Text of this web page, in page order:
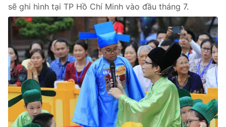
sẽ ghi hình tại TP Hồ Chí Minh vào đầu tháng 7.